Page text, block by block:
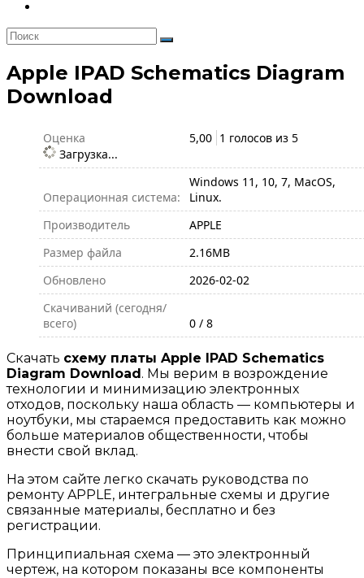
Apple IPAD Schematics Diagram
Download
Оценка 5,00 1 голосов из5
Загрузка...
Операционная система:
Windows 11, 10, 7, MacOS,
Linux.
Производитель
APPLE
Размер файла
2.16MB
Обновлено
2026-02-02
Скачиваний (сегодня/
всего)
0 / 8
Скачать схему платы Apple IPAD Schematics
Diagram Download. Мы верим в возрождение
технологии и минимизацию электронных
отходов, поскольку наша область — компьютеры и
ноутбуки, мы стараемся предоставить как можно
больше материалов общественности, чтобы
внести свой вклад.
На этом сайте легко скачать руководства по
ремонту APPLE, интегральные схемы и другие
связанные материалы, бесплатно и без
регистрации.
Принципиальная схема — это электронный
чертеж, на котором показаны все компоненты